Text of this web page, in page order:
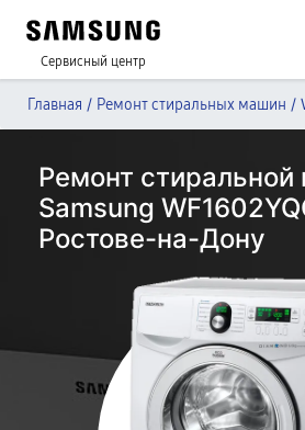
Сервисный центр
Главная / Ремонт стиральных машин /
Ремонт
Samsung
Ростове-на-Дону